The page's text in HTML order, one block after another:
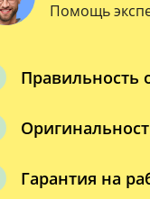
Помощь
Правильность
Гарантия на